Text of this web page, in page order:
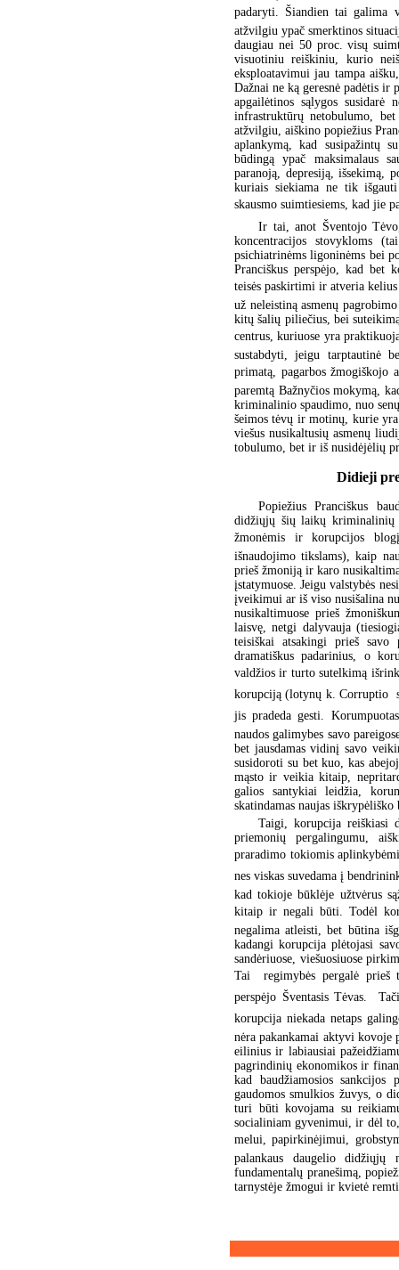
padaryti. Šiandien tai galima
atžvilgiu ypač smerktinos
daugiau nei 50 proc. visų
visuotiniu reiškiniu, kurio
eksploatavimui jau tampa
Dažnai ne ką geresnė padėtis
apgailėtinos sąlygos
infrastruktūrų netobulumo,
atžvilgiu, aiškino popiežius
aplankymą, kad susipažintų
būdingą ypač maksimalaus
paranoją, depresiją, išsekimą,
kuriais siekiama ne tik
skausmo suimtiesiems, kad jie
Ir tai, anot Šventojo
koncentracijos stovykloms
psichiatrinėms ligoninėms bei
Pranciškus perspėjo, kad bet
teisės paskirtimi ir atveria kelius
už neleistiną asmenų
kitų šalių piliečius, bei
centrus, kuriuose yra
sustabdyti, jeigu tarptautinė
primatą, pagarbos žmogiškojo
paremtą Bažnyčios mokymą,
kriminalinio spaudimo, nuo
šeimos tėvų ir motinų, kurie
viešus nusikaltusių asmenų
tobulumo, bet ir iš nusidėjėlių
Didieji
Popiežius Pranciškus
didžiųjų šių laikų kriminalinių
žmonėmis ir korupcijos
išnaudojimo tikslams), kaip
prieš žmoniją ir karo
įstatymuose. Jeigu valstybės
įveikimui ar iš viso nusišalina
nusikaltimuose prieš
laisvę, netgi dalyvauja
teisiškai atsakingi prieš savo
dramatiškus padarinius, o
valdžios ir turto sutelkimą
korupciją (lotynų k. Corruptio 
jis pradeda gesti.
naudos galimybes savo
bet jausdamas vidinį savo
susidoroti su bet kuo, kas
mąsto ir veikia kitaip,
galios santykiai leidžia,
skatindamas naujas
Taigi, korupcija reiškiasi
priemonių pergalingumu,
praradimo tokiomis
nes viskas suvedama į
kad tokioje būklėje užtvėrus
kitaip ir negali būti. Todėl
negalima atleisti, bet būtina
kadangi korupcija plėtojasi
sandėriuose, viešuosiuose
Tai  regimybės pergalė
perspėjo Šventasis Tėvas. 
korupcija niekada netaps
nėra pakankamai aktyvi kovoje
eilinius ir labiausiai
pagrindinių ekonomikos ir
kad baudžiamosios
gaudomos smulkios žuvys, o
turi būti kovojama su
socialiniam gyvenimui, ir dėl
melui, papirkinėjimui,
palankaus daugelio didžiųjų
fundamentalų pranešimą,
tarnystėje žmogui ir kvietė